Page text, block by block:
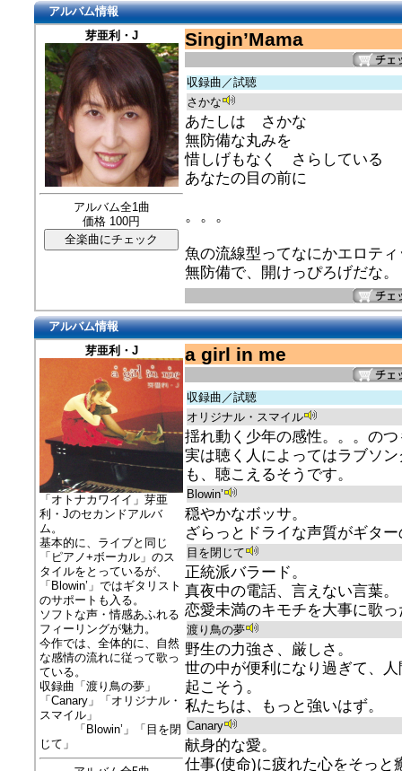
アルバム情報
芽亜利・J
アルバム全1曲
価格 100円
Singin’Mama
収録曲／試聴
さかな
あたしは さかな
無防備な丸みを
惜しげもなく さらしている
あなたの目の前に
。。。
魚の流線型ってなにかエロテ
無防備で、開けっぴろげだな。
アルバム情報
芽亜利・J
「オトナカワイイ」芽亜
利・Jのセカンドアルバ
ム。
基本的に、ライブと同じ
「ピアノ+ボーカル」のス
タイルをとっているが、
「Blowin’」ではギタリスト
のサポートも入る。
ソフトな声・情感あふれる
フィーリングが魅力。
今作では、全体的に、自然
な感情の流れに従って歌っ
ている。
収録曲「渡り鳥の夢」
「Canary」「オリジナル・
スマイル」
「Blowin’」「目を閉
じて」
a girl in me
収録曲／試聴
オリジナル・スマイル
揺れ動く少年の感性。。。の
実は聴く人によってはラブソ
も、聴こえるそうです。
Blowin’
穏やかなボッサ。
ざらっとドライな声質がギタ
目を閉じて
正統派バラード。
真夜中の電話、言えない言葉。
恋愛未満のキモチを大事に歌
渡り鳥の夢
野生の力強さ、厳しさ。
世の中が便利になり過ぎて、
起こそう。
私たちは、もっと強いはず。
Canary
献身的な愛。
仕事(使命)に疲れた心をそっと